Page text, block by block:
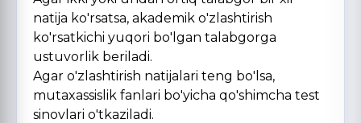
natija ko'rsatsa, akademik o'zlashtirish
ko'rsatkichi yuqori bo'lgan talabgorga
ustuvorlik beriladi.
Agar o'zlashtirish natijalari teng bo'lsa,
mutaxassislik fanlari bo'yicha qo'shimcha test
sinovlari o'tkaziladi.